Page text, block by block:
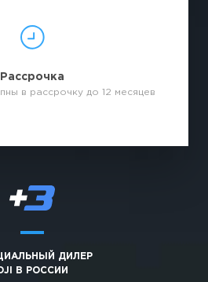
Рассрочка
в рассрочку до 12 месяцев
ДИЛЕР
В РОССИИ